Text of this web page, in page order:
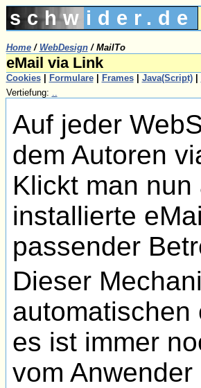
schwider.de
Home/ WebDesign/ MailTo
eMail via Link
Cookies| Formulare| Frames| Java(Script)|
Vertiefung: ..
Auf jeder
dem Autoren
Klickt man
installierte
passender
Dieser
automatischen
es ist immer
vom Anwender